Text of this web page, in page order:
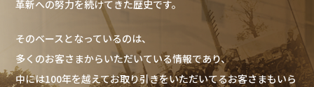
革新への努力を続けてきた歴史です。
そのベースとなっているのは、
多くのお客さまからいただいている情報であり、
中には100年を越えてお取り引きをいただいてるお客さまもいら